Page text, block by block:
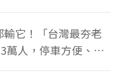
輸它！「台灣最夯老
萬人，停車方便、特